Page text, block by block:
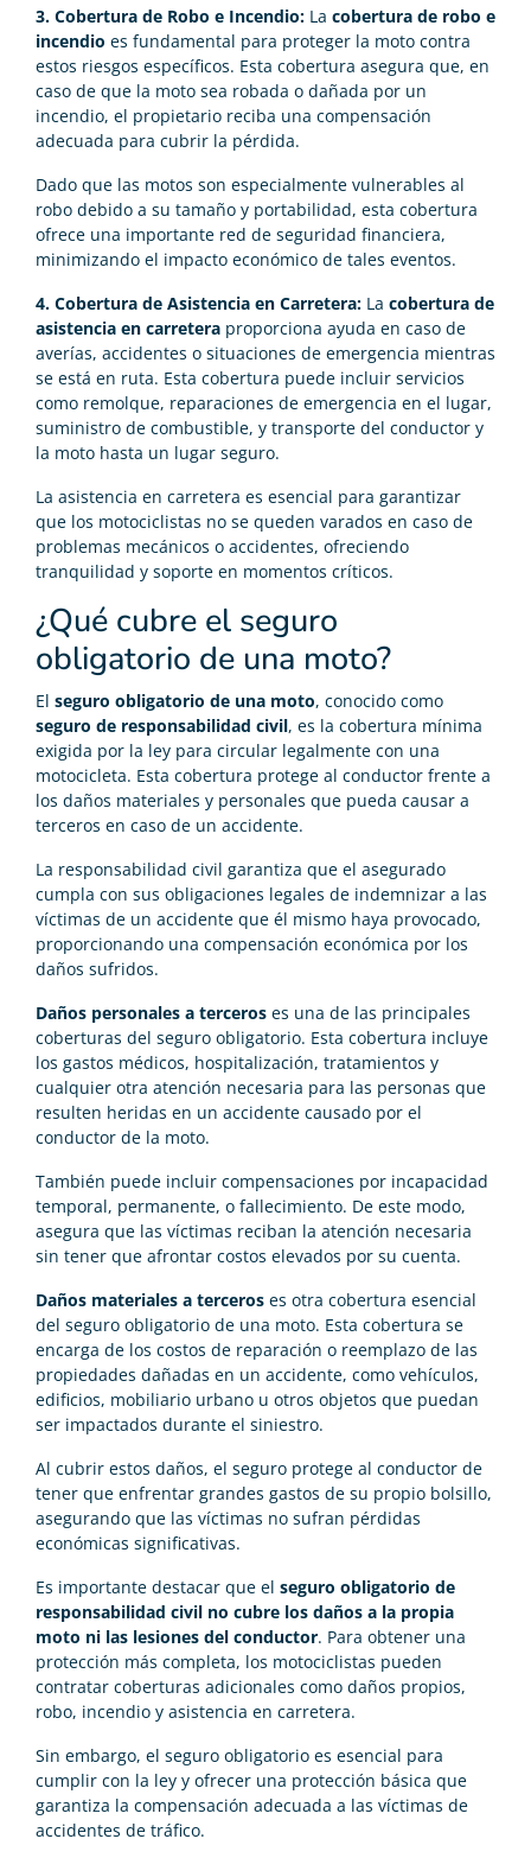
3. Cobertura de Robo e Incendio: La cobertura de robo e
incendio es fundamental para proteger la moto contra
estos riesgos específicos. Esta cobertura asegura que, en
caso de que la moto sea robada o dañada por un
incendio, el propietario reciba una compensación
adecuada para cubrir la pérdida.
Dado que las motos son especialmente vulnerables al
robo debido a su tamaño y portabilidad, esta cobertura
ofrece una importante red de seguridad financiera,
minimizando el impacto económico de tales eventos.
4. Cobertura de Asistencia en Carretera: La cobertura de
asistencia en carretera proporciona ayuda en caso de
averías, accidentes o situaciones de emergencia mientras
se está en ruta. Esta cobertura puede incluir servicios
como remolque, reparaciones de emergencia en el lugar,
suministro de combustible, y transporte del conductor y
la moto hasta un lugar seguro.
La asistencia en carretera es esencial para garantizar
que los motociclistas no se queden varados en caso de
problemas mecánicos o accidentes, ofreciendo
tranquilidad y soporte en momentos críticos.
¿Qué cubre el seguro
obligatorio de una moto?
El seguro obligatorio de una moto, conocido como
seguro de responsabilidad civil, es la cobertura mínima
exigida por la ley para circular legalmente con una
motocicleta. Esta cobertura protege al conductor frente a
los daños materiales y personales que pueda causar a
terceros en caso de un accidente.
La responsabilidad civil garantiza que el asegurado
cumpla con sus obligaciones legales de indemnizar a las
víctimas de un accidente que él mismo haya provocado,
proporcionando una compensación económica por los
daños sufridos.
Daños personales a terceros es una de las principales
coberturas del seguro obligatorio. Esta cobertura incluye
los gastos médicos, hospitalización, tratamientos y
cualquier otra atención necesaria para las personas que
resulten heridas en un accidente causado por el
conductor de la moto.
También puede incluir compensaciones por incapacidad
temporal, permanente, o fallecimiento. De este modo,
asegura que las víctimas reciban la atención necesaria
sin tener que afrontar costos elevados por su cuenta.
Daños materiales a terceros es otra cobertura esencial
del seguro obligatorio de una moto. Esta cobertura se
encarga de los costos de reparación o reemplazo de las
propiedades dañadas en un accidente, como vehículos,
edificios, mobiliario urbano u otros objetos que puedan
ser impactados durante el siniestro.
Al cubrir estos daños, el seguro protege al conductor de
tener que enfrentar grandes gastos de su propio bolsillo,
asegurando que las víctimas no sufran pérdidas
económicas significativas.
Es importante destacar que el seguro obligatorio de
responsabilidad civil no cubre los daños a la propia
moto ni las lesiones del conductor. Para obtener una
protección más completa, los motociclistas pueden
contratar coberturas adicionales como daños propios,
robo, incendio y asistencia en carretera.
Sin embargo, el seguro obligatorio es esencial para
cumplir con la ley y ofrecer una protección básica que
garantiza la compensación adecuada a las víctimas de
accidentes de tráfico.